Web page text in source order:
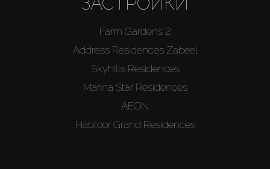
Farm Gardens 2
Address Residences Zabeel
Skyhills Residences
Marina Star Residences
AEON
Habtoor Grand Residences